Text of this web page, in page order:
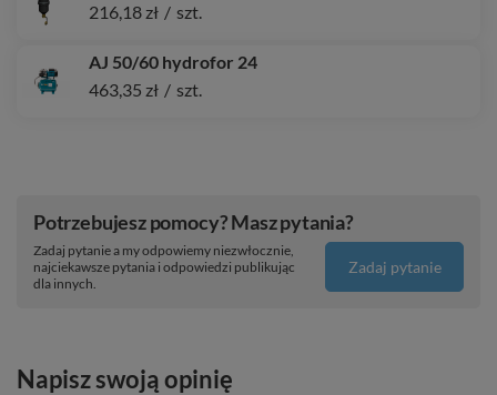
216,18 zł / szt.
AJ 50/60 hydrofor 24
463,35 zł / szt.
Potrzebujesz pomocy? Masz pytania?
Zadaj pytanie a my odpowiemy niezwłocznie,
najciekawsze pytania i odpowiedzi publikując
dla innych.
Zadaj pytanie
Napisz swoją opinię